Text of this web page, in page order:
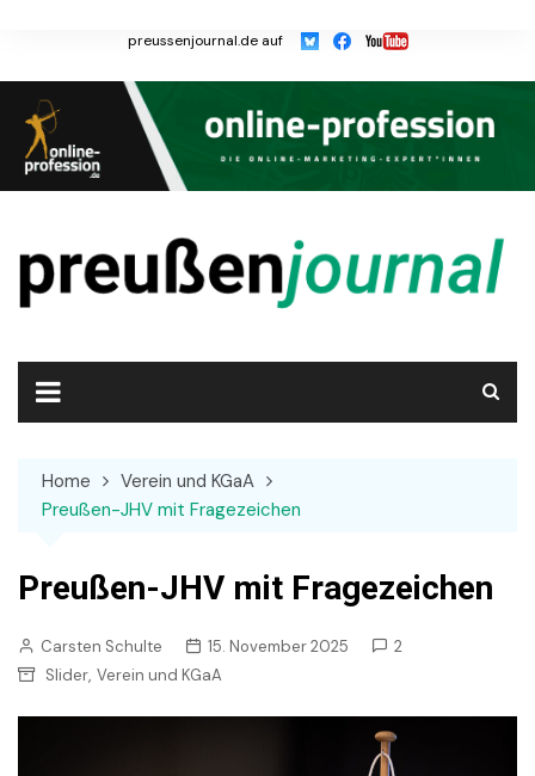
preussenjournal.de auf
Home
Verein und KGaA
Preußen-JHV mit Fragezeichen
Preußen-JHV mit Fragezeichen
Carsten Schulte 15. November 2025
2
Slider, Verein und KGaA